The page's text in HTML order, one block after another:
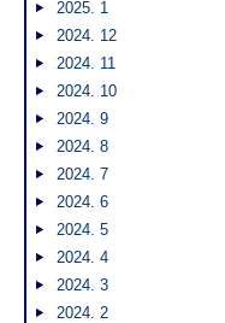
2025. 1
2024. 12
2024. 11
2024. 10
2024. 9
2024. 8
2024. 7
2024. 6
2024. 5
2024. 4
2024. 3
2024. 2